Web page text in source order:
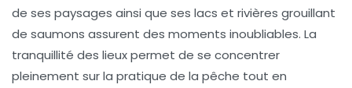
de ses paysages ainsi que ses lacs et rivières grouillant
de saumons assurent des moments inoubliables. La
tranquillité des lieux permet de se concentrer
pleinement sur la pratique de la pêche tout en